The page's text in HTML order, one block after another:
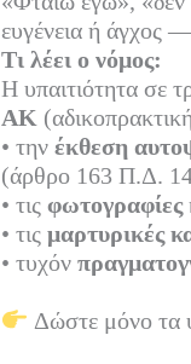
ευγένεια ή άγχος
Τι λέει ο νόμος:
Η υπαιτιότητα σε
ΑΚ
• την έκθεση
(άρθρο 163 Π.Δ.
• τιςφωτογραφίες
• τις μαρτυρικές
• τυχόν
Δώστε μόνο τα